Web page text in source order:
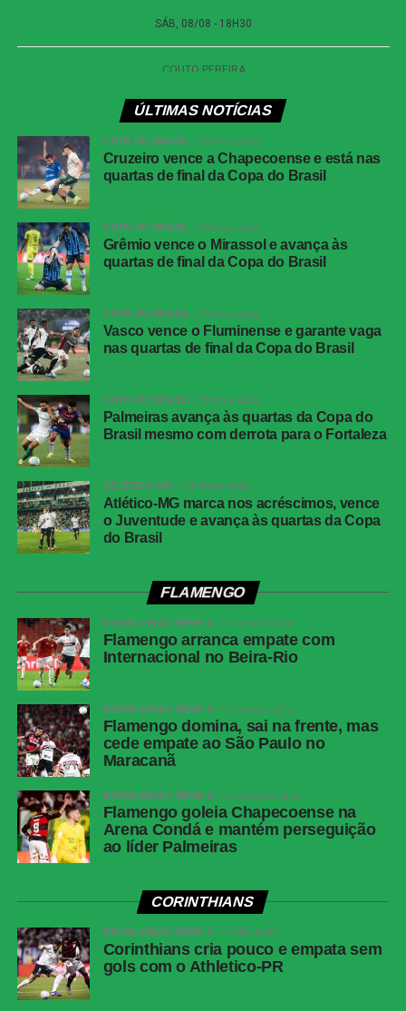
troca de passes entre os defensores e o goleiro Paulo
Vitor. O Cuiabá ainda tentou pressionar com bolas
alçadas na área, mas não encontrou espaço para evitar a
casa e terminou o turno próximo do G-6. Já o Cuiabá terá
de buscar recuperação na sequência da competição.
WhatsApp
Facebook
Twitter
Messenger
LinkedIn
Share
ÚLTIMAS NOTÍCIAS
COPA DO BRASIL 5 horas atrás
Cruzeiro vence a Chapecoense e está nas
quartas de final da Copa do Brasil
COPA DO BRASIL 5 horas atrás
Grêmio vence o Mirassol e avança às
quartas de final da Copa do Brasil
COPA DO BRASIL 5 horas atrás
Vasco vence o Fluminense e garante vaga
nas quartas de final da Copa do Brasil
COPA DO BRASIL 5 horas atrás
Palmeiras avança às quartas da Copa do
Brasil mesmo com derrota para o Fortaleza
ATLÉTICO-MG 23 horas atrás
Atlético-MG marca nos acréscimos, vence
o Juventude e avança às quartas da Copa
do Brasil
FLAMENGO
BRASILEIRÃO SÉRIE A 1 semana atrás
Flamengo arranca empate com
Internacional no Beira-Rio
BRASILEIRÃO SÉRIE A 1 semana atrás
Flamengo domina, sai na frente, mas
cede empate ao São Paulo no
Maracanã
BRASILEIRÃO SÉRIE A 2 semanas atrás
Flamengo goleia Chapecoense na
Arena Condá e mantém perseguição
ao líder Palmeiras
CORINTHIANS
BRASILEIRÃO SÉRIE A 6 dias atrás
Corinthians cria pouco e empata sem
gols com o Athletico-PR